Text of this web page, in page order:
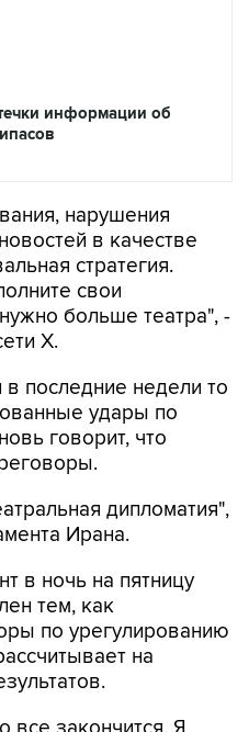
информации об
нарушения
в качестве
стратегия.
свои
больше театра", -
X.
последние недели то
удары по
говорит, что
дипломатия",
Ирана.
в ночь на пятницу
тем, как
по урегулированию
на